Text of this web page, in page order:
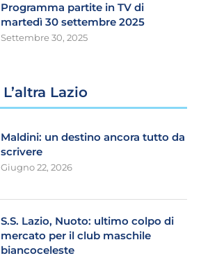
Programma partite in TV di
martedì 30 settembre 2025
Settembre 30, 2025
L’altra Lazio
Maldini: un destino ancora tutto da
scrivere
Giugno 22, 2026
S.S. Lazio, Nuoto: ultimo colpo di
mercato per il club maschile
biancoceleste